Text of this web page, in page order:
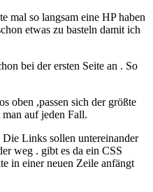
mal so langsam eine HP haben
etwas zu basteln damit ich
bei der ersten Seite an . So
oben ,passen sich der größte
auf jeden Fall.
Links sollen untereinander
weg . gibt es da ein CSS
in einer neuen Zeile anfängt